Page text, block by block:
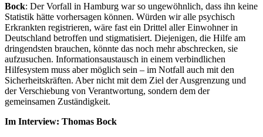
Bock: Der Vorfall in Hamburg war so ungewöhnlich, dass ihn keine
Statistik hätte vorhersagen können. Würden wir alle psychisch
Erkrankten registrieren, wäre fast ein Drittel aller Einwohner in
Deutschland betroffen und stigmatisiert. Diejenigen, die Hilfe am
dringendsten brauchen, könnte das noch mehr abschrecken, sie
aufzusuchen. Informationsaustausch in einem verbindlichen
Hilfesystem muss aber möglich sein – im Notfall auch mit den
Sicherheitskräften. Aber nicht mit dem Ziel der Ausgrenzung und
der Verschiebung von Verantwortung, sondern dem der
gemeinsamen Zuständigkeit.
Im Interview: Thomas Bock